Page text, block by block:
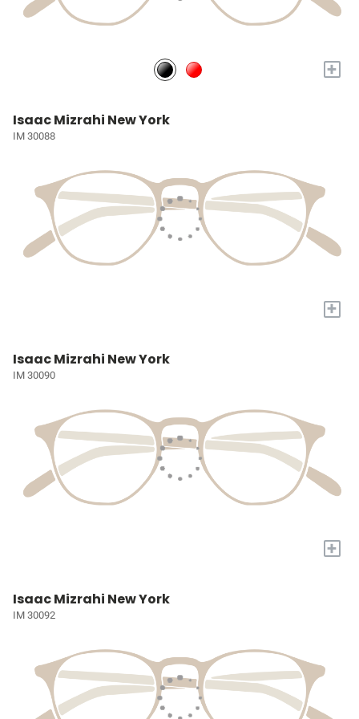
+
Isaac Mizrahi New York
IM 30088
+
Isaac Mizrahi New York
IM 30090
+
Isaac Mizrahi New York
IM 30092